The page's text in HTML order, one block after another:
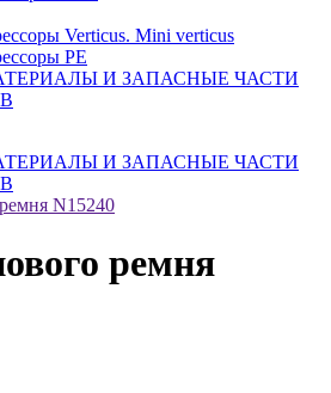
Verticus. Mini verticus
PE
И ЗАПАСНЫЕ ЧАСТИ
И ЗАПАСНЫЕ ЧАСТИ
N15240
ремня